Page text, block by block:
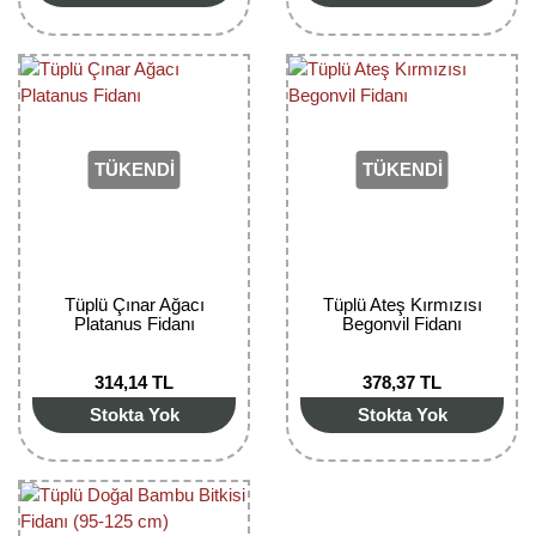
TÜKENDİ
Tüplü Çınar Ağacı
Platanus Fidanı
314,14 TL
Stokta Yok
TÜKENDİ
Tüplü Ateş Kırmızısı
Begonvil Fidanı
378,37 TL
Stokta Yok